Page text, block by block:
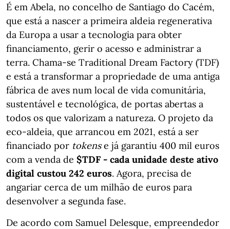
É em Abela, no concelho de Santiago do Cacém,
que está a nascer a primeira aldeia regenerativa
da Europa a usar a tecnologia para obter
financiamento, gerir o acesso e administrar a
terra. Chama-se Traditional Dream Factory (TDF)
e está a transformar a propriedade de uma antiga
fábrica de aves num local de vida comunitária,
sustentável e tecnológica, de portas abertas a
todos os que valorizam a natureza. O projeto da
eco-aldeia, que arrancou em 2021, está a ser
financiado por tokense já garantiu 400 mil euros
com a venda de $TDF - cada unidade deste ativo
digital custou 242 euros. Agora, precisa de
angariar cerca de um milhão de euros para
desenvolver a segunda fase.
De acordo com Samuel Delesque, empreendedor